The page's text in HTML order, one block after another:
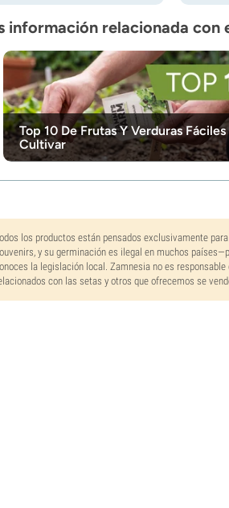
información relacionada con
Top 10 De Frutas Y Verduras Fáciles
Cultivar
los productos están pensados exclusivamente
y su germinación es ilegal en muchos
la legislación local. Zamnesia no es
con las setas y otros que ofrecemos se